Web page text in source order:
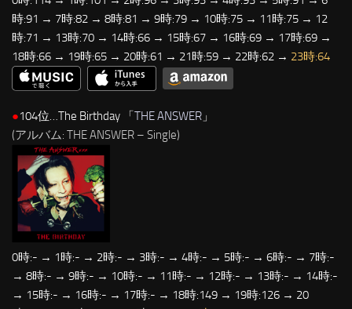
時:91 → 7時:82 → 8時:81 → 9時:79 → 10時:75 → 11時:75 → 12
時:71 → 13時:70 → 14時:66 → 15時:67 → 16時:69 → 17時:69 →
18時:66 → 19時:65 → 20時:61 → 21時:59 → 22時:62 → 23時:64
●104位…The Birthday 「THE ANSWER 」
(アルバム: THE ANSWER – Single)
0時:- → 1時:- → 2時:- → 3時:- → 4時:- → 5時:- → 6時:- → 7時:-
→ 8時:- → 9時:- → 10時:- → 11時:- → 12時:- → 13時:- → 14時:-
→ 15時:- → 16時:- → 17時:- → 18時:149 → 19時:126 → 20